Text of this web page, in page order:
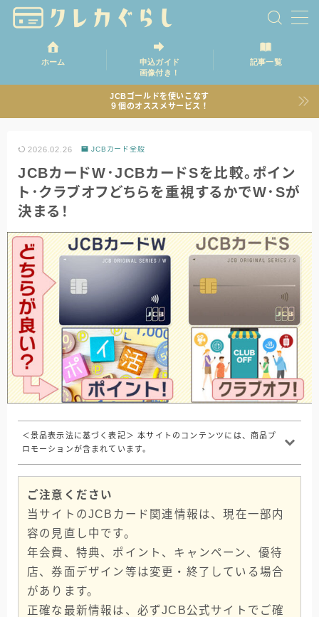
ホーム
申込ガイド
画像付き！
記事一覧
JCBゴールドを使いこなす
９個のオススメサービス！
2026.02.26 JCBカード全般
JCBカードW･JCBカードSを比較。ポイン
ト･クラブオフどちらを重視するかでW･Sが
決まる！
＜景品表示法に基づく表記＞ 本サイトのコンテンツには、商品プ
ロモーションが含まれています。
ご注意ください
当サイトのJCBカード関連情報は、現在一部内
容の見直し中です。
年会費、特典、ポイント、キャンペーン、優待
店、券面デザイン等は変更・終了している場合
があります。
正確な最新情報は、必ずJCB公式サイトでご確